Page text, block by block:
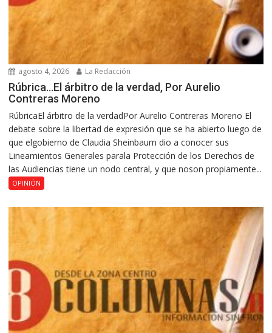
agosto 4, 2026 La Redacción
Rúbrica…El árbitro de la verdad, Por Aurelio
Contreras Moreno
RúbricaEl árbitro de la verdadPor Aurelio Contreras Moreno El
debate sobre la libertad de expresión que se ha abierto luego de
que elgobierno de Claudia Sheinbaum dio a conocer sus
Lineamientos Generales parala Protección de los Derechos de
las Audiencias tiene un nodo central, y que noson propiamente...
OPINIÓN